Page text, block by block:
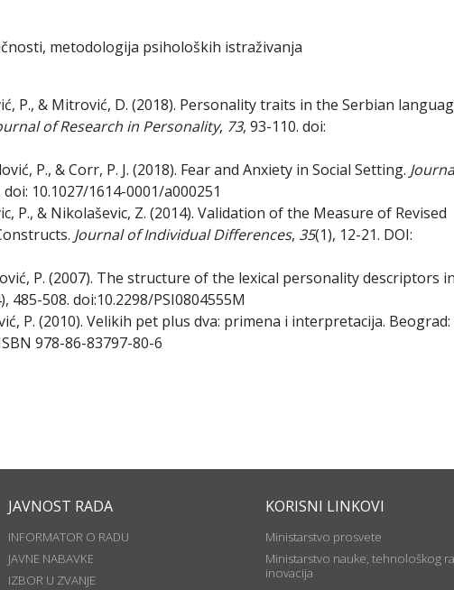
metodologija psiholoških istraživanja
P., & Mitrović, D. (2018). Personality traits in the Serbian
of Research in Personality, 73, 93-110. doi:
P., & Corr, P. J. (2018). Fear and Anxiety in Social Setting.
doi: 10.1027/1614-0001/a000251
P., & Nikolaševic, Z. (2014). Validation of the Measure of Revised
Journal of Individual Differences, 35(1), 12-21. DOI:
P. (2007). The structure of the lexical personality descriptors in
485-508. doi:10.2298/PSI0804555M
P. (2010). Velikih pet plus dva: primena i interpretacija. Beograd:
978-86-83797-80-6
JAVNOST RADA
INFORMATOR O RADU
JAVNE NABAVKE
IZBOR U ZVANJE
KORISNI LINKOVI
Ministarstvo prosvete
Ministarstvo nauke, tehnološkog
inovacija